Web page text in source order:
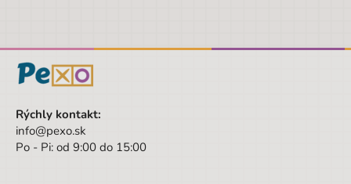
Pohlavie
Materiál
Hĺbka
Rýchly kontakt:
info@pexo.sk
Po - Pi: od 9:00 do 15:00